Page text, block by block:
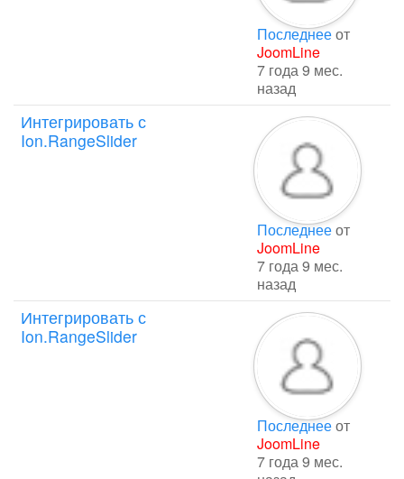
Последнееот
JoomLine
7 года 9 мес.
назад
Интегрировать с
Ion.RangeSlider
Последнееот
JoomLine
7 года 9 мес.
назад
Интегрировать с
Ion.RangeSlider
Последнееот
JoomLine
7 года 9 мес.